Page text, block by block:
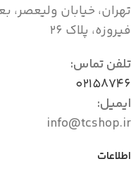
تهران، خیابان ولیعصر،
فیروزه، پلاک ۲۶
تلفن تماس:
۰۲۱۵۸۷۴۶
ایمیل:
info@tcshop.ir
اطلاعات